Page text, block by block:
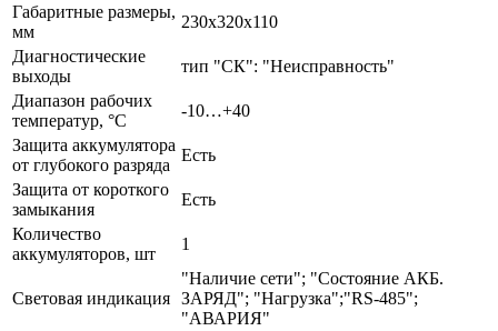
Габаритные размеры,
мм
230х320х110
Диагностические
выходы
тип "СК": "Неисправность"
Диапазон рабочих
температур, °С
-10…+40
Защита аккумулятора
от глубокого разряда
Есть
Защита от короткого
замыкания
Есть
Количество
аккумуляторов, шт
1
Световая индикация
"Наличие сети"; "Состояние АКБ.
ЗАРЯД"; "Нагрузка";"RS-485";
"АВАРИЯ"